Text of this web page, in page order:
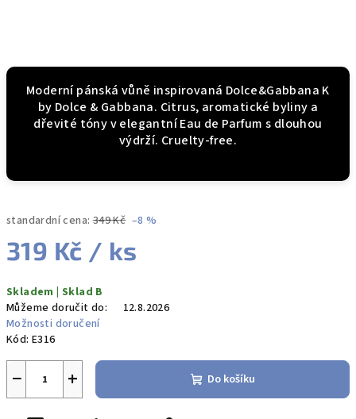
Moderní pánská vůně inspirovaná Dolce&Gabbana K
by Dolce & Gabbana. Citrus, aromatické byliny a
dřevité tóny v elegantní Eau de Parfum s dlouhou
výdrží. Cruelty-free.
standardní cena: 349 Kč –8 %
319 Kč / ks
cena:
Skladem | Sklad B
Můžeme doručit do:
12.8.2026
Možnosti doručení
Kód: E316
+
− Do košíku